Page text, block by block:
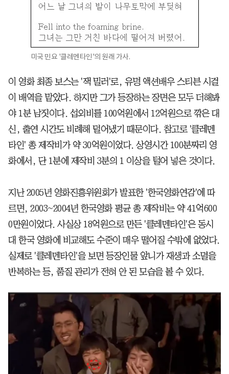
미국 민요 '클레멘타인'의 원래 가사.
이 영화 최종 보스는 '잭 밀러'로, 유명 액션배우 스티븐 시걸
이 배역을 맡았다. 하지만 그가 등장하는 장면은 모두 더해봐
야 1분 남짓이다. 섭외비를 100억원에서 12억원으로 깎은 대
신, 출연 시간도 비례해 덜어냈기 때문이다. 참고로 '클레멘
타인' 총 제작비가 약 30억원이었다. 상영시간 100분짜리 영
화에서, 단 1분에 제작비 3분의 1 이상을 털어 넣은 것이다.
지난 2005년 영화진흥위원회가 발표한 '한국영화연감'에 따
르면, 2003~2004년 한국영화 평균 총 제작비는 약 41억600
0만원이었다. 사실상 18억원으로 만든 '클레멘타인'은 동시
대 한국 영화에 비교해도 수준이 매우 떨어질 수밖에 없었다.
실제로 '클레멘타인'을 보면 등장인물 앞니가 재생과 소멸을
반복하는 등, 품질 관리가 전혀 안 된 모습을 볼 수 있다.